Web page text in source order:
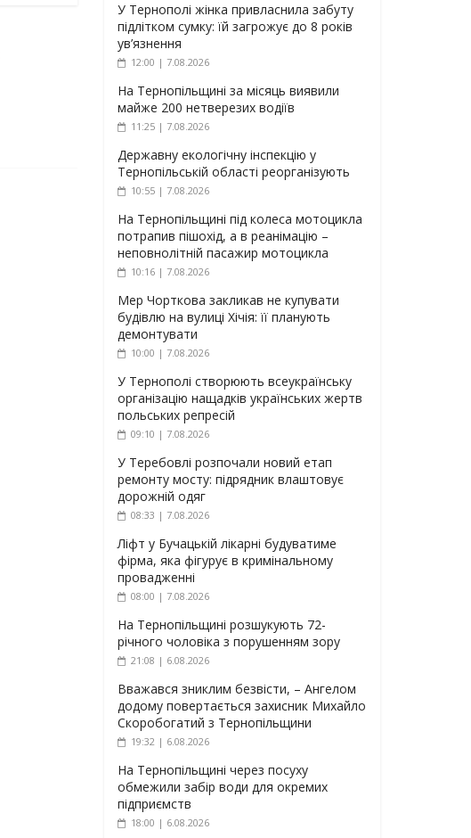
У Тернополі жінка привласнила забуту
підлітком сумку: їй загрожує до 8 років
ув’язнення
12:00 | 7.08.2026
На Тернопільщині за місяць виявили
майже 200 нетверезих водіїв
11:25 | 7.08.2026
Державну екологічну інспекцію у
Тернопільській області реорганізують
10:55 | 7.08.2026
На Тернопільщині під колеса мотоцикла
потрапив пішохід, а в реанімацію –
неповнолітній пасажир мотоцикла
10:16 | 7.08.2026
Мер Чорткова закликав не купувати
будівлю на вулиці Хічія: її планують
демонтувати
10:00 | 7.08.2026
У Тернополі створюють всеукраїнську
організацію нащадків українських жертв
польських репресій
09:10 | 7.08.2026
У Теребовлі розпочали новий етап
ремонту мосту: підрядник влаштовує
дорожній одяг
08:33 | 7.08.2026
Ліфт у Бучацькій лікарні будуватиме
фірма, яка фігурує в кримінальному
провадженні
08:00 | 7.08.2026
На Тернопільщині розшукують 72-
річного чоловіка з порушенням зору
21:08 | 6.08.2026
Вважався зниклим безвісти, – Ангелом
додому повертається захисник Михайло
Скоробогатий з Тернопільщини
19:32 | 6.08.2026
На Тернопільщині через посуху
обмежили забір води для окремих
підприємств
18:00 | 6.08.2026